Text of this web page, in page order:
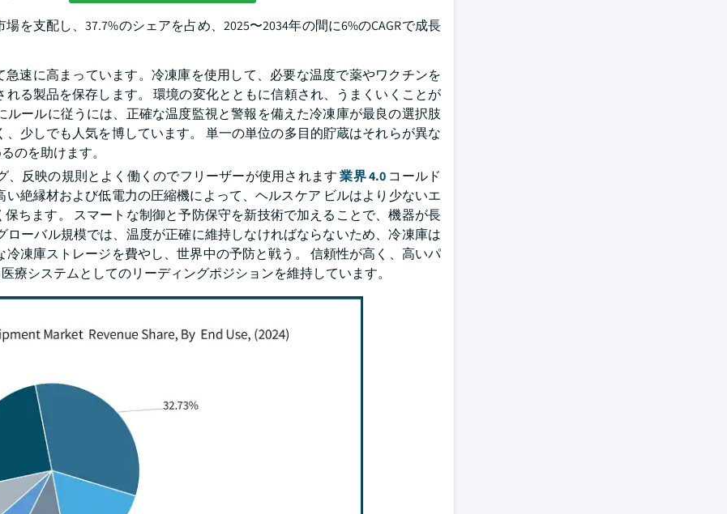
を支配し、37.7%のシェアを占め、2025〜2034年の間に6%のCAGRで成長
速に高まっています。冷凍庫を使用して、必要な温度で薬やワクチンを
る製品を保存します。 環境の変化とともに信頼され、うまくいくことが
ールに従うには、正確な温度監視と警報を備えた冷凍庫が最良の選択肢
少しでも人気を博しています。 単一の単位の多目的貯蔵はそれらが異な
のを助けます。
反映の規則とよく働くのでフリーザーが使用されます 業界 4.0 コールド
絶縁材および低電力の圧縮機によって、ヘルスケア ビルはより少ないエ
ちます。 スマートな制御と予防保守を新技術で加えることで、機器が長
ーバル規模では、温度が正確に維持しなければならないため、冷凍庫は
凍庫ストレージを費やし、世界中の予防と戦う。 信頼性が高く、高いパ
療システムとしてのリーディングポジションを維持しています。